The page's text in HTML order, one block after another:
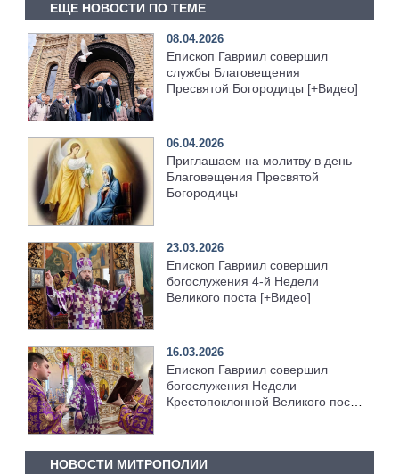
ЕЩЕ НОВОСТИ ПО ТЕМЕ
08.04.2026
Епископ Гавриил совершил
службы Благовещения
Пресвятой Богородицы [+Видео]
06.04.2026
Приглашаем на молитву в день
Благовещения Пресвятой
Богородицы
23.03.2026
Епископ Гавриил совершил
богослужения 4-й Недели
Великого поста [+Видео]
16.03.2026
Епископ Гавриил совершил
богослужения Недели
Крестопоклонной Великого поста
НОВОСТИ МИТРОПОЛИИ